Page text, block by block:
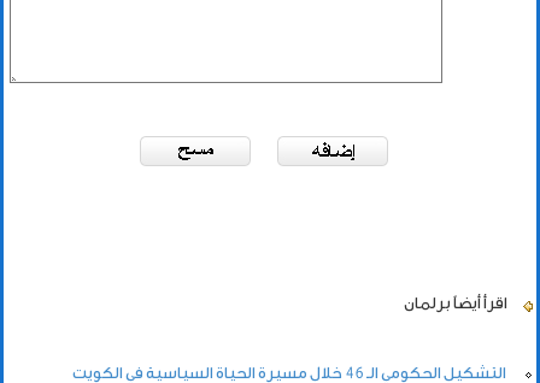
اقرأ أيضاً برلمان
التشكيل الحكومي الـ 46 خلال مسيرة الحياة السياسية في الكويت